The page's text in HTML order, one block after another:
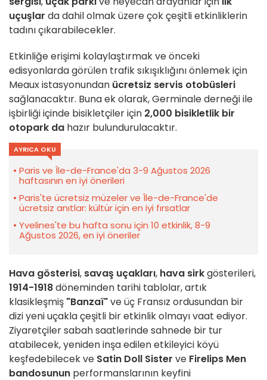
uçuşlar da dahil olmak üzere çok çeşitli etkinliklerin
tadını çıkarabilecekler.
Etkinliğe erişimi kolaylaştırmak ve önceki
edisyonlarda görülen trafik sıkışıklığını önlemek için
Meaux istasyonundan ücretsiz servis otobüsleri
sağlanacaktır. Buna ek olarak, Germinale derneği ile
işbirliği içinde bisikletçiler için 2,000 bisikletlik bir
otopark da hazır bulundurulacaktır.
AYRICA OKU
Paris ve Île-de-France'da 3-9 Ağustos 2026
haftasının en iyi önerileri
Paris'te ücretsiz müzeler ve Île-de-France'de
ücretsiz anıtlar: kültür için en iyi fırsatlar
Yvelines'te bu hafta sonu için 10 etkinlik, 8-9
Ağustos 2026, en iyi öneriler
Hava gösterisi, savaş uçakları, hava sirkgösterileri,
1914-1918döneminden tarihi tablolar, artık
klasikleşmiş "Banzaï"ve üç Fransız ordusundan bir
dizi yeni uçakla çeşitli bir etkinlik olmayı vaat ediyor.
Ziyaretçiler sabah saatlerinde sahnede bir tur
atabilecek, yeniden inşa edilen etkileyici köyü
keşfedebilecek ve Satin Doll Sister ve Firelips Men
bandosunun performanslarının keyfini